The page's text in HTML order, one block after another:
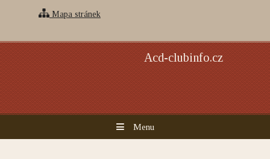
Mapa stránek
Acd-clubinfo.cz
Menu